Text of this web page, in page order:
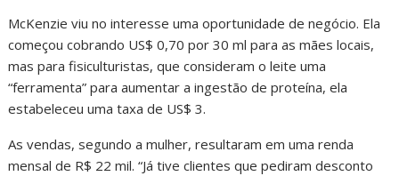
McKenzie viu no interesse uma oportunidade de negócio. Ela
começou cobrando US$ 0,70 por 30 ml para as mães locais,
mas para fisiculturistas, que consideram o leite uma
“ferramenta” para aumentar a ingestão de proteína, ela
estabeleceu uma taxa de US$ 3.
As vendas, segundo a mulher, resultaram em uma renda
mensal de R$ 22 mil. “Já tive clientes que pediram desconto